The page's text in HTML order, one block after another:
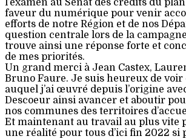
l’examen au Sénat des crédits du
faveur du numérique pour venir
efforts de notre Région et de nos
question centrale lors de la
trouve ainsi une réponse forte et
de mes priorités.
Un grand merci à Jean Castex,
Bruno Faure. Je suis heureux de voir
auquel j’ai œuvré depuis l’origine
Descoeur ainsi avancer et aboutir
nos communes des territoires
Et maintenant au travail au plus vite
une réalité pour tous d’ici fin 2022 si